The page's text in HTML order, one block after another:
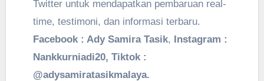
Twitter untuk mendapatkan pembaruan real-
time, testimoni, dan informasi terbaru.
Facebook : Ady Samira Tasik, Instagram :
Nankkurniadi20, Tiktok :
@adysamiratasikmalaya.